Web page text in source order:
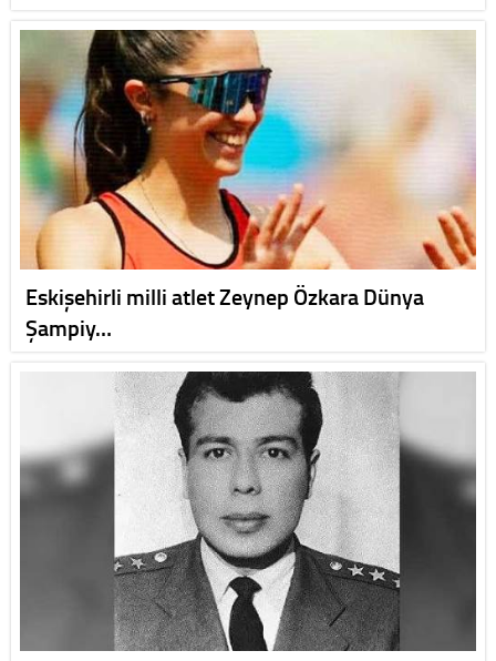
Eskişehirli milli atlet Zeynep Özkara Dünya
Şampiy…